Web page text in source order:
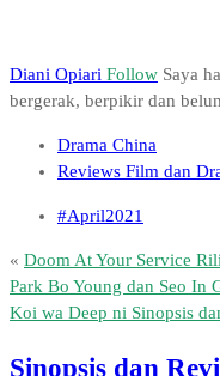
Diani Opiari Follow Saya
bergerak, berpikir dan
Drama China
Reviews Film dan
#April2021
« Doom At Your Service
Park Bo Young dan Seo In
Koi wa Deep ni Sinopsis
Sinopsis dan